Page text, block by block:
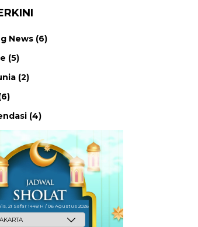
News (6)
(5)
(2)
(4)
21 Safar 1448 H / 06 Agustus 2026